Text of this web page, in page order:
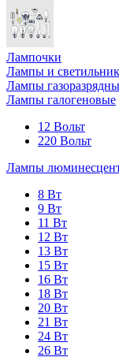
Лампочки
Лампы и
Лампы
Лампы галогеновые
12 Вольт
220 Вольт
Лампы
8 Вт
9 Вт
11 Вт
12 Вт
13 Вт
15 Вт
16 Вт
18 Вт
20 Вт
21 Вт
24 Вт
26 Вт